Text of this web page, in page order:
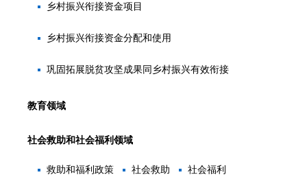
乡村振兴衔接资金项目
乡村振兴衔接资金分配和使用
巩固拓展脱贫攻坚成果同乡村振兴有效衔接
教育领域
社会救助和社会福利领域
救助和福利政策 社会救助 社会福利